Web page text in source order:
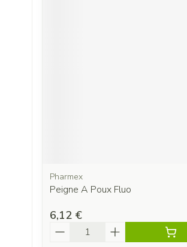
Pharmex
Peigne A Poux Fluo
6,12 €
Quantité